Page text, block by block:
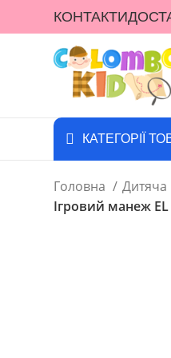
КОНТАКТИ
КАТЕГОРІЇ
Головна Дитяча
Ігровий манеж EL